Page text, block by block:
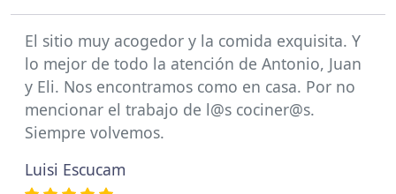
El sitio muy acogedor y la comida exquisita. Y
lo mejor de todo la atención de Antonio, Juan
y Eli. Nos encontramos como en casa. Por no
mencionar el trabajo de l@s cociner@s.
Siempre volvemos.
Luisi Escucam